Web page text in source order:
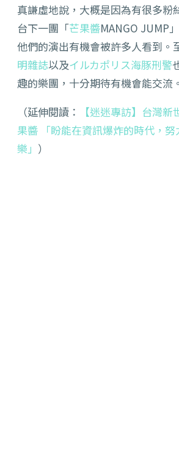
真謙虛地說，大概是因為有很多粉
台下一團「芒果醬MANGO JUMP
他們的演出有機會被許多人看到。
明雜誌以及イルカポリス海豚刑警
趣的樂團，十分期待有機會能交流。
（延伸閱讀：
【迷迷專訪】台灣
果醬 「盼能在資訊爆炸的時代，
樂」 ）